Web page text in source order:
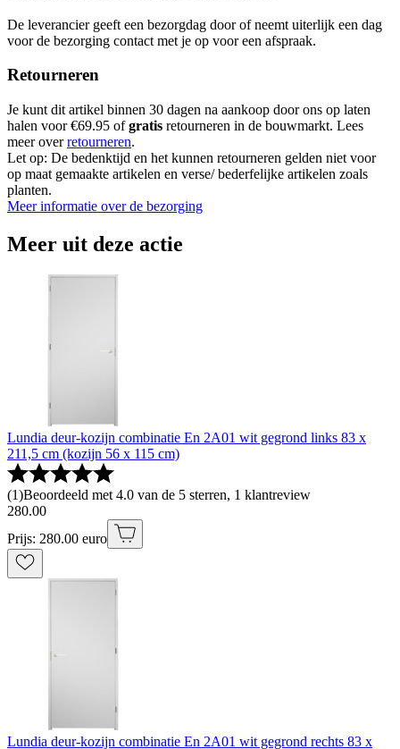
De leverancier geeft een bezorgdag door of neemt uiterlijk een dag
voor de bezorging contact met je op voor een afspraak.
Retourneren
Je kunt dit artikel binnen 30 dagen na aankoop door ons op laten
halen voor €69.95 ofgratis retourneren in de bouwmarkt. Lees
meer overretourneren.
Let op: De bedenktijd en het kunnen retourneren gelden niet voor
op maat gemaakte artikelen en verse/ bederfelijke artikelen zoals
planten.
Meer informatie over de bezorging
Meer uit deze actie
Lundia deur-kozijn combinatie En 2A01 wit gegrond links 83 x
211,5 cm (kozijn 56 x 115 cm)
(1)Beoordeeld met 4.0 van de 5 sterren, 1 klantreview
280.00
Prijs: 280.00 euro
Lundia deur-kozijn combinatie En 2A01 wit gegrond rechts 83 x